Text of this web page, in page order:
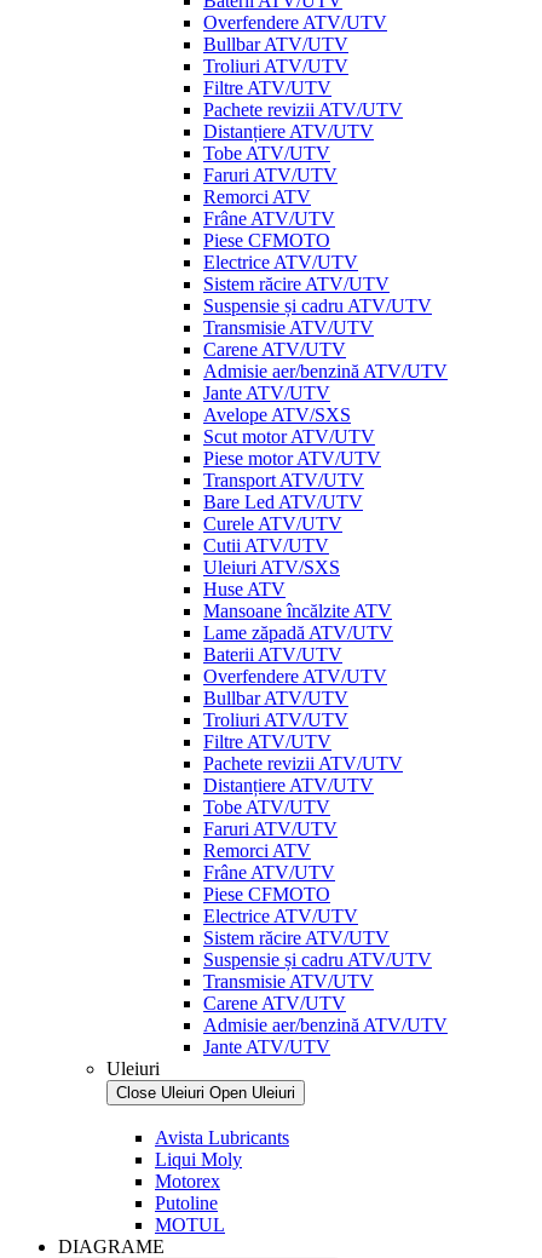
Overfendere ATV/UTV
Bullbar ATV/UTV
Troliuri ATV/UTV
Filtre ATV/UTV
Pachete revizii ATV/UTV
Distanțiere ATV/UTV
Tobe ATV/UTV
Faruri ATV/UTV
Remorci ATV
Frâne ATV/UTV
Piese CFMOTO
Electrice ATV/UTV
Sistem răcire ATV/UTV
Suspensie și cadru ATV/UTV
Transmisie ATV/UTV
Carene ATV/UTV
Admisie aer/benzină ATV/UTV
Jante ATV/UTV
Avelope ATV/SXS
Scut motor ATV/UTV
Piese motor ATV/UTV
Transport ATV/UTV
Bare Led ATV/UTV
Curele ATV/UTV
Cutii ATV/UTV
Uleiuri ATV/SXS
Huse ATV
Mansoane încălzite ATV
Lame zăpadă ATV/UTV
Baterii ATV/UTV
Overfendere ATV/UTV
Bullbar ATV/UTV
Troliuri ATV/UTV
Filtre ATV/UTV
Pachete revizii ATV/UTV
Distanțiere ATV/UTV
Tobe ATV/UTV
Faruri ATV/UTV
Remorci ATV
Frâne ATV/UTV
Piese CFMOTO
Electrice ATV/UTV
Sistem răcire ATV/UTV
Suspensie și cadru ATV/UTV
Transmisie ATV/UTV
Carene ATV/UTV
Admisie aer/benzină ATV/UTV
Jante ATV/UTV
Uleiuri
Close Uleiuri Open Uleiuri
Avista Lubricants
Liqui Moly
Motorex
Putoline
MOTUL
DIAGRAME